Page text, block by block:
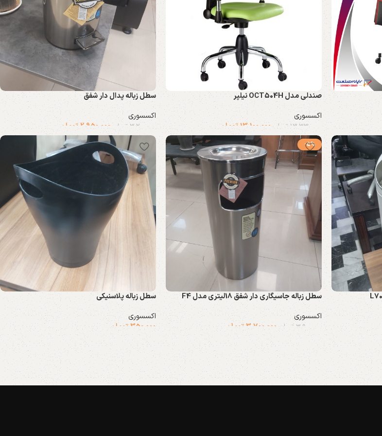
صندلی مدل OCT504H نیلپر
اکسسوری
13.330.000تومان 13.100.000تومان
سطل زباله پدال دار شفق
اکسسوری
3.200.000 تومان 2.950.000تومان
-5%
سطل زباله جاسیگاری دار شفق 18لیتری مدل F4
اکسسوری
3.900.000 تومان 3.700.000تومان
سطل زباله پلاسنیکی
اکسسوری
350.000تومان